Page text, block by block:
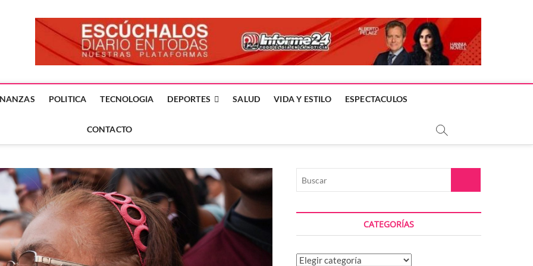
DÍA EN LA NOTICIA
POLITICA TECNOLOGIA DEPORTES SALUD VIDA Y ESTILO ESPECTACULOS
CONTACTO
CATEGORÍAS
Categorías